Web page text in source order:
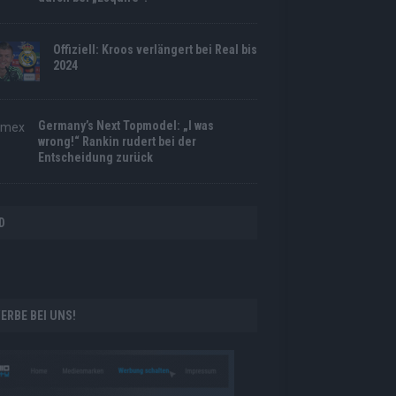
Offiziell: Kroos verlängert bei Real bis
2024
Germany’s Next Topmodel: „I was
wrong!“ Rankin rudert bei der
Entscheidung zurück
BEI UNS!